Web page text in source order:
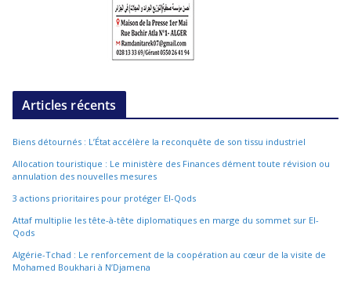
Articles récents
Biens détournés : L’État accélère la reconquête de son tissu industriel
Allocation touristique : Le ministère des Finances dément toute révision ou
annulation des nouvelles mesures
3 actions prioritaires pour protéger El-Qods
Attaf multiplie les tête-à-tête diplomatiques en marge du sommet sur El-
Qods
Algérie-Tchad : Le renforcement de la coopération au cœur de la visite de
Mohamed Boukhari à N’Djamena